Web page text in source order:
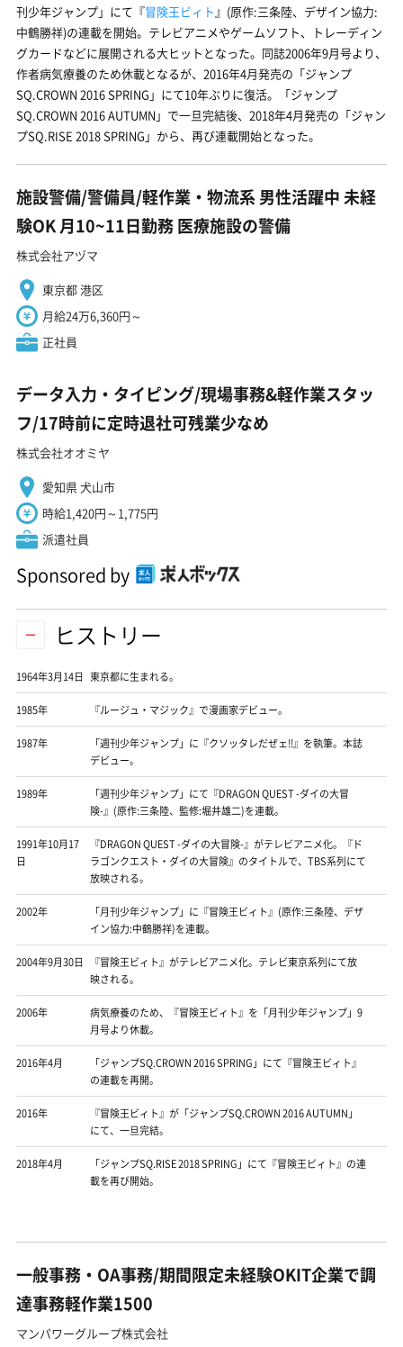
刊少年ジャンプ」にて『冒険王ビィト』(原作:三条陸、デザイン協力:
中鶴勝祥)の連載を開始。テレビアニメやゲームソフト、トレーディン
グカードなどに展開される大ヒットとなった。同誌2006年9月号より、
作者病気療養のため休載となるが、2016年4月発売の「ジャンプ
SQ.CROWN 2016 SPRING」にて10年ぶりに復活。「ジャンプ
SQ.CROWN 2016 AUTUMN」で一旦完結後、2018年4月発売の「ジャン
プSQ.RISE 2018 SPRING」から、再び連載開始となった。
施設警備/警備員/軽作業・物流系 男性活躍中 未経
験OK 月10~11日勤務 医療施設の警備
株式会社アヅマ
東京都 港区
月給24万6,360円～
正社員
データ入力・タイピング/現場事務&軽作業スタッ
フ/17時前に定時退社可残業少なめ
株式会社オオミヤ
愛知県 犬山市
時給1,420円～1,775円
派遣社員
Sponsored by
ヒストリー
1964年3月14日 東京都に生まれる。
1985年 『ルージュ・マジック』で漫画家デビュー。
1987年
「週刊少年ジャンプ」に『クソッタレだぜェ!!』を執筆。本誌
デビュー。
1989年
「週刊少年ジャンプ」にて『DRAGON QUEST -ダイの大冒
険-』(原作:三条陸、監修:堀井雄二)を連載。
1991年10月17
日
『DRAGON QUEST -ダイの大冒険-』がテレビアニメ化。『ド
ラゴンクエスト・ダイの大冒険』のタイトルで、TBS系列にて
放映される。
2002年
「月刊少年ジャンプ」に『冒険王ビィト』(原作:三条陸、デザ
イン協力:中鶴勝祥)を連載。
2004年9月30日
『冒険王ビィト』がテレビアニメ化。テレビ東京系列にて放
映される。
2006年
病気療養のため、『冒険王ビィト』を「月刊少年ジャンプ」9
月号より休載。
2016年4月
「ジャンプSQ.CROWN 2016 SPRING」にて『冒険王ビィト』
の連載を再開。
2016年
『冒険王ビィト』が「ジャンプSQ.CROWN 2016 AUTUMN」
にて、一旦完結。
2018年4月
「ジャンプSQ.RISE 2018 SPRING」にて『冒険王ビィト』の連
載を再び開始。
一般事務・OA事務/期間限定未経験OKIT企業で調
達事務軽作業1500
マンパワーグループ株式会社